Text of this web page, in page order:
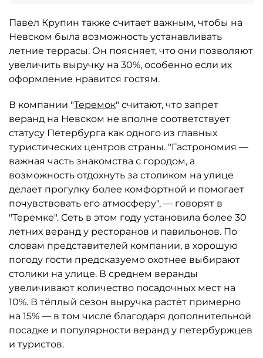
Павел Крупин также считает важным, чтобы на
Невском была возможность устанавливать
летние террасы. Он поясняет, что они позволяют
увеличить выручку на 30%, особенно если их
оформление нравится гостям.
В компании "Теремок" считают, что запрет
веранд на Невском не вполне соответствует
статусу Петербурга как одного из главных
туристических центров страны. "Гастрономия —
важная часть знакомства с городом, а
возможность отдохнуть за столиком на улице
делает прогулку более комфортной и помогает
почувствовать его атмосферу", — говорят в
"Теремке". Сеть в этом году установила более 30
летних веранд у ресторанов и павильонов. По
словам представителей компании, в хорошую
погоду гости предсказуемо охотнее выбирают
столики на улице. В среднем веранды
увеличивают количество посадочных мест на
10%. В тёплый сезон выручка растёт примерно
на 15% — в том числе благодаря дополнительной
посадке и популярности веранд у петербуржцев
и туристов.